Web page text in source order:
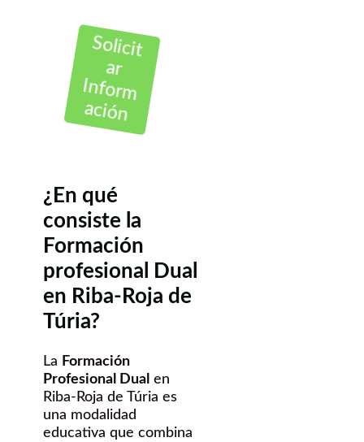
Solicit
ar
Inform
ación
¿En qué
consiste la
Formación
profesional Dual
en Riba-Roja de
Túria?
La Formación
Profesional Dual en
Riba-Roja de Túria es
una modalidad
educativa que combina